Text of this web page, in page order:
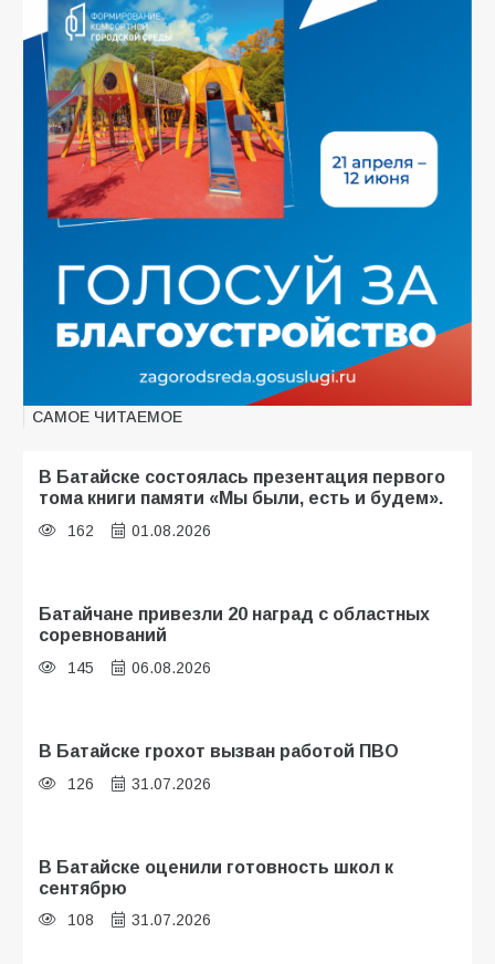
САМОЕ ЧИТАЕМОЕ
В Батайске состоялась презентация первого
тома книги памяти «Мы были, есть и будем».
162 01.08.2026
Батайчане привезли 20 наград с областных
соревнований
145 06.08.2026
В Батайске грохот вызван работой ПВО
126 31.07.2026
В Батайске оценили готовность школ к
сентябрю
108 31.07.2026